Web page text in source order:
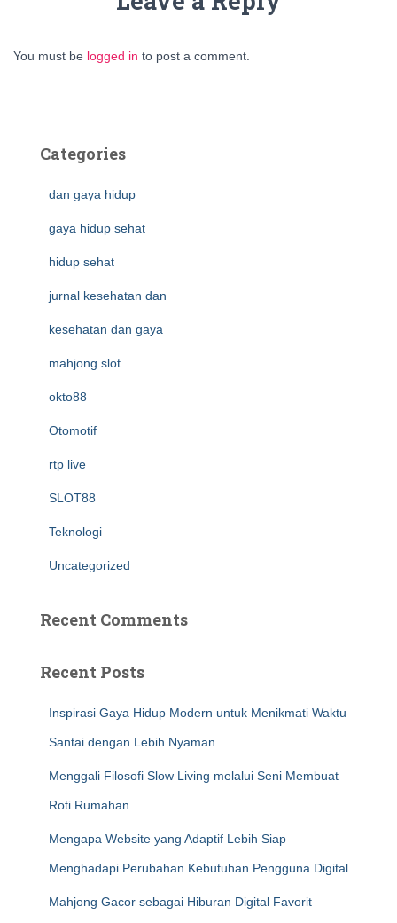
You must be logged in to post a comment.
Categories
dan gaya hidup
gaya hidup sehat
hidup sehat
jurnal kesehatan dan
kesehatan dan gaya
mahjong slot
okto88
Otomotif
rtp live
SLOT88
Teknologi
Uncategorized
Recent Comments
Recent Posts
Inspirasi Gaya Hidup Modern untuk Menikmati Waktu
Santai dengan Lebih Nyaman
Menggali Filosofi Slow Living melalui Seni Membuat
Roti Rumahan
Mengapa Website yang Adaptif Lebih Siap
Menghadapi Perubahan Kebutuhan Pengguna Digital
Mahjong Gacor sebagai Hiburan Digital Favorit